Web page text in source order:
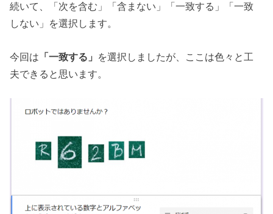
続いて、「次を含む」「含まない」「一致する」「一致
しない」を選択します。
今回は 「一致する」 を選択しましたが、ここは色々と工
夫できると思います。